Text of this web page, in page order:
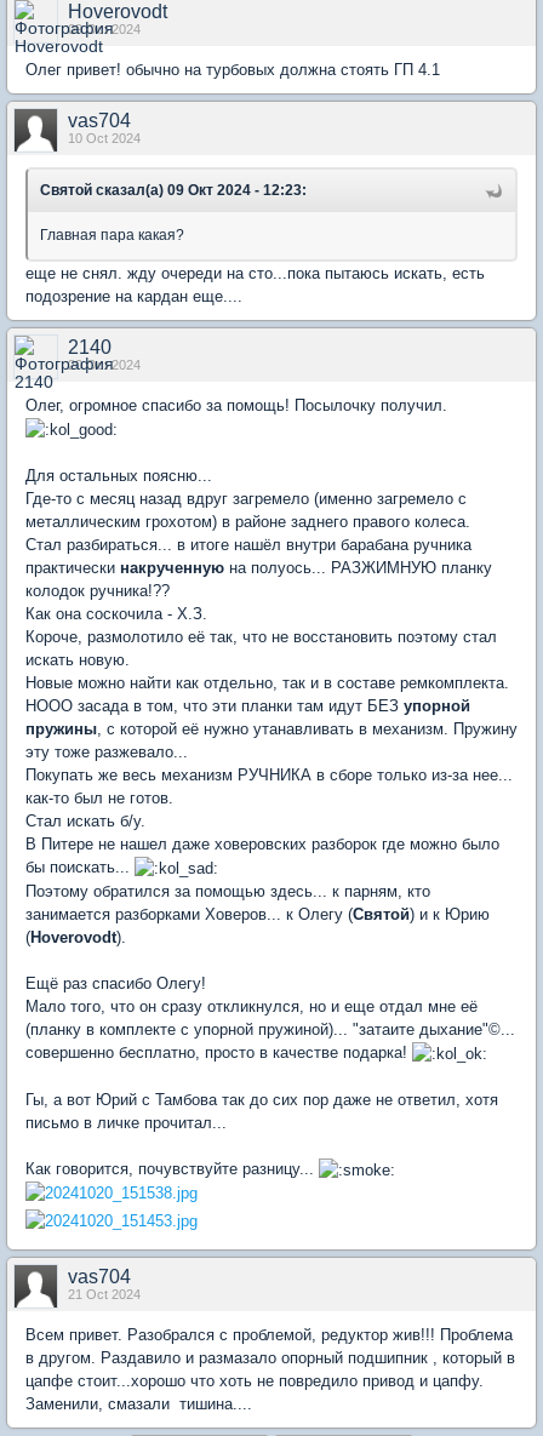
Hoverovodt
09 Oct 2024
Олег привет! обычно на турбовых должна стоять ГП 4.1
vas704
10 Oct 2024
Святой сказал(а) 09 Окт 2024 - 12:23:
Главная пара какая?
еще не снял. жду очереди на сто...пока пытаюсь искать, есть
подозрение на кардан еще....
2140
20 Oct 2024
Олег, огромное спасибо за помощь! Посылочку получил.
Для остальных поясню...
Где-то с месяц назад вдруг загремело (именно загремело с
металлическим грохотом) в районе заднего правого колеса.
Стал разбираться... в итоге нашёл внутри барабана ручника
практически накрученную на полуось... РАЗЖИМНУЮ планку
колодок ручника!??
Как она соскочила - Х.З.
Короче, размолотило её так, что не восстановить поэтому стал
искать новую.
Новые можно найти как отдельно, так и в составе ремкомплекта.
НООО засада в том, что эти планки там идут БЕЗ упорной
пружины, с которой её нужно утанавливать в механизм. Пружину
эту тоже разжевало...
Покупать же весь механизм РУЧНИКА в сборе только из-за нее...
как-то был не готов.
Стал искать б/у.
В Питере не нашел даже ховеровских разборок где можно было
бы поискать...
Поэтому обратился за помощью здесь... к парням, кто
занимается разборками Ховеров... к Олегу (Святой) и к Юрию
(Hoverovodt).
Ещё раз спасибо Олегу!
Мало того, что он сразу откликнулся, но и еще отдал мне её
(планку в комплекте с упорной пружиной)... "затаите дыхание"©...
совершенно бесплатно, просто в качестве подарка!
Гы, а вот Юрий с Тамбова так до сих пор даже не ответил, хотя
письмо в личке прочитал...
Как говорится, почувствуйте разницу...
vas704
21 Oct 2024
Всем привет. Разобрался с проблемой, редуктор жив!!! Проблема
в другом. Раздавило и размазало опорный подшипник , который в
цапфе стоит...хорошо что хоть не повредило привод и цапфу.
Заменили, смазали тишина....